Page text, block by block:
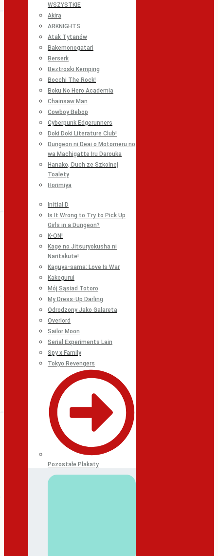
WSZYSTKIE
Akira
ARKNIGHTS
Atak Tytanów
Bakemonogatari
Berserk
Beztroski Kemping
Bocchi The Rock!
Boku No Hero Academia
Chainsaw Man
Cowboy Bebop
Cyberpunk Edgerunners
Doki Doki Literature Club!
Dungeon ni Deai o Motomeru no
wa Machigatte Iru Darouka
Hanako, Duch ze Szkolnej
Toalety
Horimiya
Initial D
Is It Wrong to Try to Pick Up
Girls in a Dungeon?
K-ON!
Kage no Jitsuryokusha ni
Naritakute!
Kaguya-sama: Love Is War
Kakegurui
Mój Sąsiad Totoro
My Dress-Up Darling
Odrodzony Jako Galareta
Overlord
Sailor Moon
Serial Experiments Lain
Spy x Family
Tokyo Revengers
Pozostałe Plakaty